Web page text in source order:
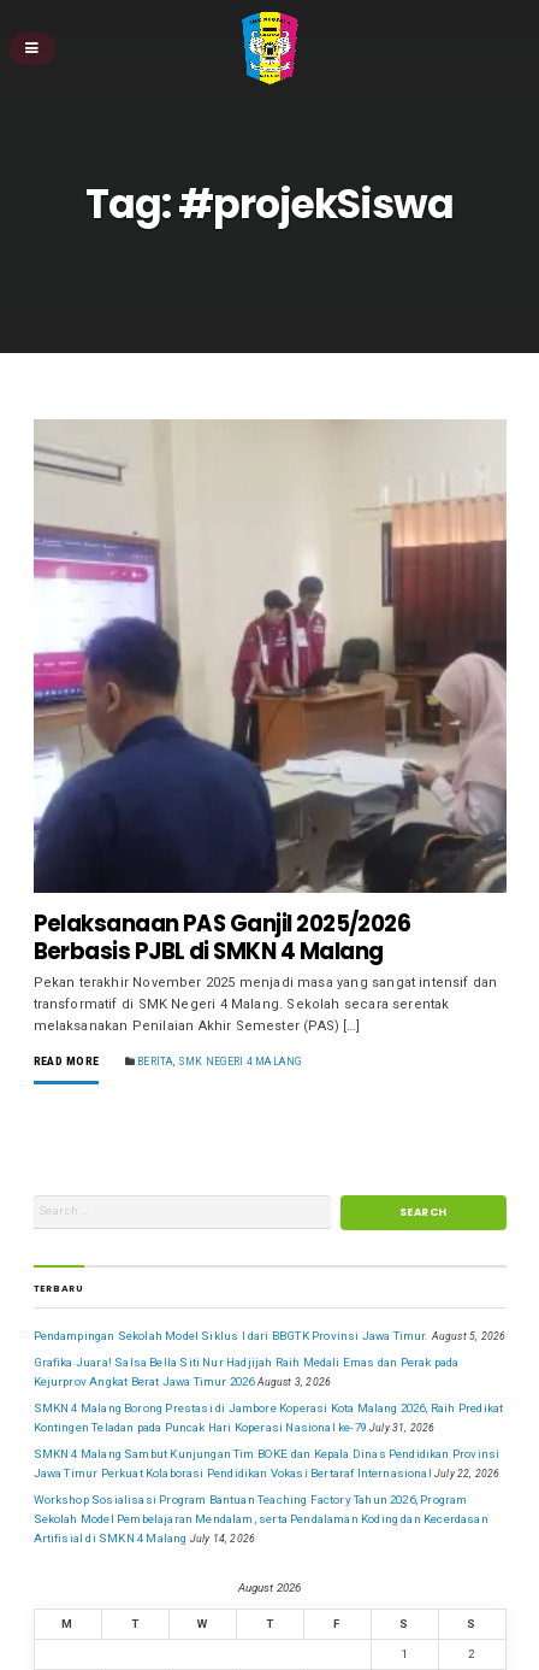
Tag:#projekSiswa
Pelaksanaan PAS Ganjil 2025/2026
Berbasis PJBL di SMKN 4 Malang
Pekan terakhir November 2025 menjadi masa yang sangat intensif dan
transformatif di SMK Negeri 4 Malang. Sekolah secara serentak
melaksanakan Penilaian Akhir Semester (PAS) […]
READ MORE BERITA SMK NEGERI 4 MALANG
TERBARU
Pendampingan Sekolah Model Siklus I dari BBGTK Provinsi Jawa Timur. August 5, 2026
Grafika Juara! Salsa Bella Siti Nur Hadjijah Raih Medali Emas dan Perak pada
Kejurprov Angkat Berat Jawa Timur 2026 August 3, 2026
SMKN 4 Malang Borong Prestasi di Jambore Koperasi Kota Malang 2026, Raih Predikat
Kontingen Teladan pada Puncak Hari Koperasi Nasional ke-79 July 31, 2026
SMKN 4 Malang Sambut Kunjungan Tim BOKE dan Kepala Dinas Pendidikan Provinsi
Jawa Timur Perkuat Kolaborasi Pendidikan Vokasi Bertaraf Internasional July 22, 2026
Workshop Sosialisasi Program Bantuan Teaching Factory Tahun 2026, Program
Sekolah Model Pembelajaran Mendalam, serta Pendalaman Koding dan Kecerdasan
Artifisial di SMKN 4 Malang July 14, 2026
August 2026
M T W T F S S
1 2